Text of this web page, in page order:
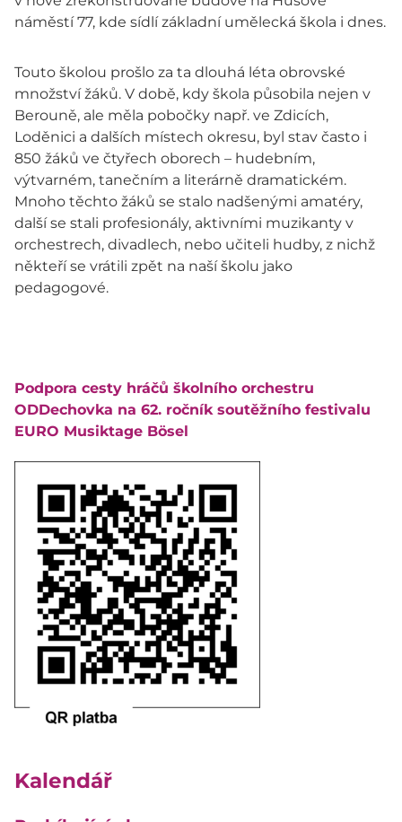
náměstí 77, kde sídlí základní umělecká škola i dnes.
Touto školou prošlo za ta dlouhá léta obrovské
množství žáků. V době, kdy škola působila nejen v
Berouně, ale měla pobočky např. ve Zdicích,
Loděnici a dalších místech okresu, byl stav často i
850 žáků ve čtyřech oborech – hudebním,
výtvarném, tanečním a literárně dramatickém.
Mnoho těchto žáků se stalo nadšenými amatéry,
další se stali profesionály, aktivními muzikanty v
orchestrech, divadlech, nebo učiteli hudby, z nichž
někteří se vrátili zpět na naší školu jako
pedagogové.
Podpora cesty hráčů školního orchestru
ODDechovka na 62. ročník soutěžního festivalu
EURO Musiktage Bösel
Kalendář